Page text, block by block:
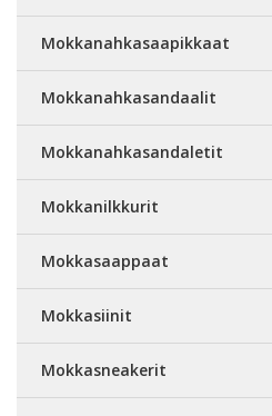
Mokkanahkasaapikkaat
Mokkanahkasandaalit
Mokkanahkasandaletit
Mokkanilkkurit
Mokkasaappaat
Mokkasiinit
Mokkasneakerit